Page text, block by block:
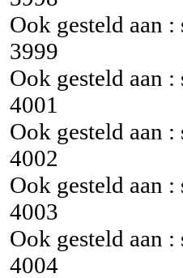
Ook gesteld aan
3999
Ook gesteld aan
4001
Ook gesteld aan
4002
Ook gesteld aan
4003
Ook gesteld aan
4004